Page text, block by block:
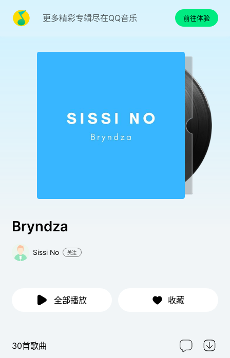
更多精彩专辑尽在QQ音乐 前往体验
Bryndza
Sissi No 关注
全部播放 收藏
30首歌曲